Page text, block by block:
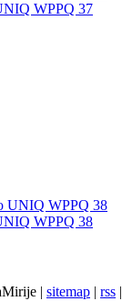
WPPQ 37
WPPQ 38
| sitemap | rss |